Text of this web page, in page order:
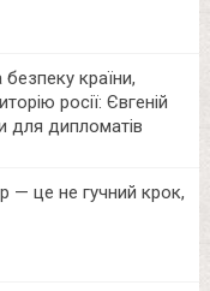
країни,
росії: Євгеній
для дипломатів
— це не гучний крок,